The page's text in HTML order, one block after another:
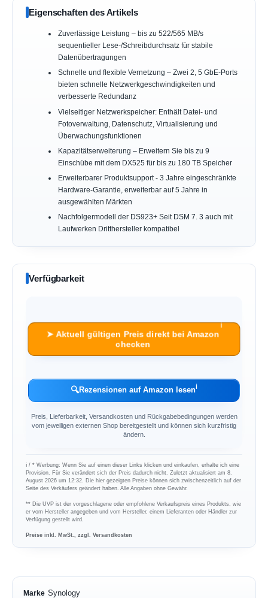
Eigenschaften des Artikels
Zuverlässige Leistung – bis zu 522/565 MB/s
sequentieller Lese-/Schreibdurchsatz für stabile
Datenübertragungen
Schnelle und flexible Vernetzung – Zwei 2, 5 GbE-Ports
bieten schnelle Netzwerkgeschwindigkeiten und
verbesserte Redundanz
Vielseitiger Netzwerkspeicher: Enthält Datei- und
Fotoverwaltung, Datenschutz, Virtualisierung und
Überwachungsfunktionen
Kapazitätserweiterung – Erweitern Sie bis zu 9
Einschübe mit dem DX525 für bis zu 180 TB Speicher
Erweiterbarer Produktsupport - 3 Jahre eingeschränkte
Hardware-Garantie, erweiterbar auf 5 Jahre in
ausgewählten Märkten
Nachfolgermodell der DS923+ Seit DSM 7. 3 auch mit
Laufwerken Dritthersteller kompatibel
Verfügbarkeit
➤ Aktuell gültigen Preis direkt bei Amazon
checken
ℹ︎
🔍Rezensionen auf Amazon lesenℹ︎
Preis, Lieferbarkeit, Versandkosten und Rückgabebedingungen werden
vom jeweiligen externen Shop bereitgestellt und können sich kurzfristig
ändern.
ℹ︎ / * Werbung: Wenn Sie auf einen dieser Links klicken und einkaufen, erhalte ich eine
Provision. Für Sie verändert sich der Preis dadurch nicht. Zuletzt aktualisiert am 8.
August 2026 um 12:32. Die hier gezeigten Preise können sich zwischenzeitlich auf der
Seite des Verkäufers geändert haben. Alle Angaben ohne Gewähr.
** Die UVP ist der vorgeschlagene oder empfohlene Verkaufspreis eines Produkts, wie
er vom Hersteller angegeben und vom Hersteller, einem Lieferanten oder Händler zur
Verfügung gestellt wird.
Preise inkl. MwSt., zzgl. Versandkosten
Marke Synology